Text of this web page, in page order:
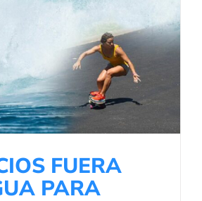
FUERA DEL AGUA
TU SURF
de Surf Noticias Surf
FUERA
PARA